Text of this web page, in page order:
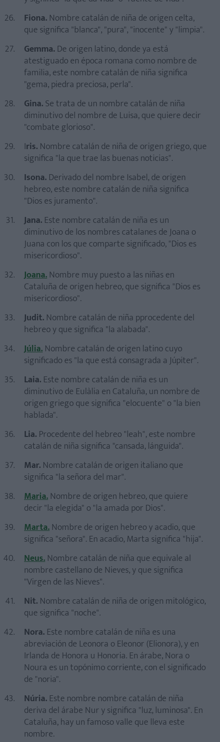
Fiona.Nombre catalán de niña de origen celta,
que significa "blanca", "pura", "inocente" y "limpia".
Gemma.De origen latino, donde ya está
atestiguado en época romana como nombre de
familia, este nombre catalán de niña significa
"gema, piedra preciosa, perla".
Gina.Se trata de un nombre catalán de niña
diminutivo del nombre de Luisa, que quiere decir
"combate glorioso".
Iris.Nombre catalán de niña de origen griego, que
significa "la que trae las buenas noticias".
Isona.Derivado del nombre Isabel, de origen
hebreo, este nombre catalán de niña significa
"Dios es juramento".
Jana.Este nombre catalán de niña es un
diminutivo de los nombres catalanes de Joana o
Juana con los que comparte significado, "Dios es
misericordioso".
Joana.Nombre muy puesto a las niñas en
Cataluña de origen hebreo, que significa "Dios es
misericordioso".
Judit.Nombre catalán de niña pprocedente del
hebreo y que significa "la alabada".
Júlia.Nombre catalán de origen latino cuyo
significado es "la que está consagrada a Júpiter".
Laia.Este nombre catalán de niña es un
diminutivo de Eulàlia en Cataluña, un nombre de
origen griego que significa "elocuente" o "la bien
hablada".
Lia.Procedente del hebreo "leah", este nombre
catalán de niña significa "cansada, lánguida".
Mar.Nombre catalán de origen italiano que
significa "la señora del mar".
Maria.Nombre de origen hebreo, que quiere
decir "la elegida" o "la amada por Dios".
Marta.Nombre de origen hebreo y acadio, que
significa "señora". En acadio, Marta significa "hija".
Neus.Nombre catalán de niña que equivale al
nombre castellano de Nieves, y que significa
"Virgen de las Nieves".
Nit.Nombre catalán de niña de origen mitológico,
que significa "noche".
Nora.Este nombre catalán de niña es una
abreviación de Leonora o Eleonor (Elionora), y en
Irlanda de Honora u Honoria. En árabe, Nora o
Noura es un topónimo corriente, con el significado
de "noria".
Núria.Este nombre nombre catalán de niña
deriva del árabe Nur y significa "luz, luminosa". En
Cataluña, hay un famoso valle que lleva este
nombre.